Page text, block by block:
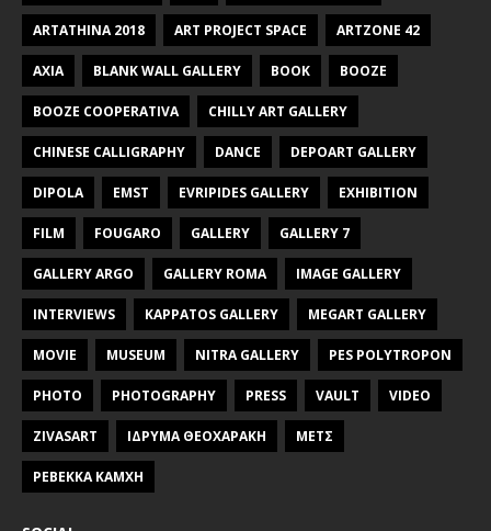
ARTATHINA 2018 ART PROJECT SPACE ARTZONE 42
AXIA BLANK WALL GALLERY BOOK BOOZE
BOOZE COOPERATIVA CHILLY ART GALLERY
CHINESE CALLIGRAPHY DANCE DEPOART GALLERY
DIPOLA EMST EVRIPIDES GALLERY EXHIBITION
FILM FOUGARO GALLERY GALLERY 7
GALLERY ARGO GALLERY ROMA IMAGE GALLERY
INTERVIEWS KAPPATOS GALLERY MEGART GALLERY
MOVIE MUSEUM NITRA GALLERY PES POLYTROPON
PHOTO PHOTOGRAPHY PRESS VAULT VIDEO
ZIVASART ΙΔΡΥΜΑ ΘΕΟΧΑΡΑΚΗ ΜΕΤΣ
ΡΕΒΕΚΚΑ ΚΑΜΧΗ